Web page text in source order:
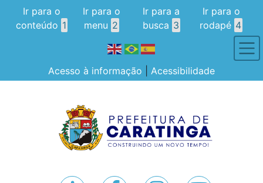
Ir para o
conteúdo 1
Ir para o
menu 2
Ir para a
busca 3
Ir para o
rodapé 4
Acesso à informação Acessibilidade